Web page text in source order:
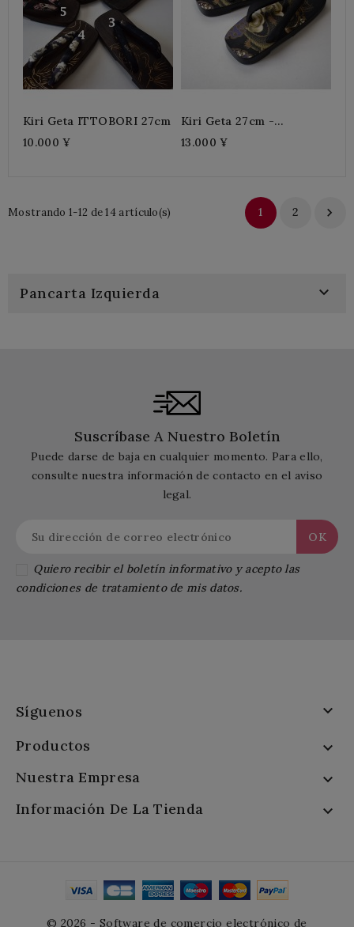
Kiri Geta ITTOBORI 27cm
10.000 ¥
Kiri Geta 27cm -
NUNOBARI RYU
13.000 ¥
Mostrando 1-12 de 14 artículo(s) 1 2 
Pancarta Izquierda 
Suscríbase A Nuestro Boletín
Puede darse de baja en cualquier momento. Para ello,
consulte nuestra información de contacto en el aviso
legal.
Quiero recibir el boletín informativo y acepto las
condiciones de tratamiento de mis datos.
Síguenos 
Productos 
Nuestra Empresa 
Información De La Tienda 
© 2026 - Software de comercio electrónico de